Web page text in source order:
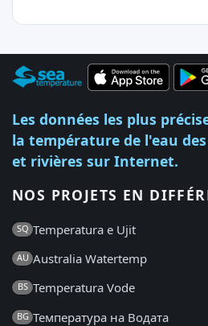
Les données les plus
la température de l'eau
et rivières sur Internet.
NOS PROJETS EN
SQ Temperatura e Ujit
AU Australia Watertemp
BS Temperatura Vode
BG Температура на Водата